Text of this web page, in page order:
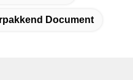
Document